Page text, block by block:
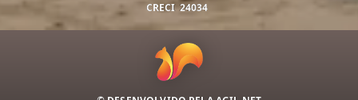
CRECI 24034